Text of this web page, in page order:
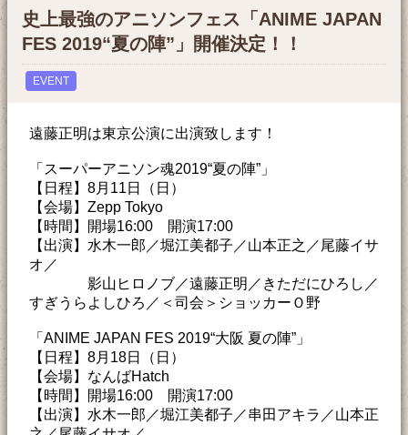
史上最強のアニソンフェス「ANIME JAPAN
FES 2019“夏の陣”」開催決定！！
EVENT
遠藤正明は東京公演に出演致します！
「スーパーアニソン魂2019“夏の陣”」
【日程】8月11日（日）
【会場】Zepp Tokyo
【時間】開場16:00 開演17:00
【出演】水木一郎／堀江美都子／山本正之／尾藤イサ
オ／
影山ヒロノブ／遠藤正明／きただにひろし／
すぎうらよしひろ／＜司会＞ショッカーＯ野
「ANIME JAPAN FES 2019“大阪 夏の陣”」
【日程】8月18日（日）
【会場】なんばHatch
【時間】開場16:00 開演17:00
【出演】水木一郎／堀江美都子／串田アキラ／山本正